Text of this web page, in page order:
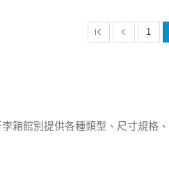
1
箱館別提供各種類型、尺寸規格